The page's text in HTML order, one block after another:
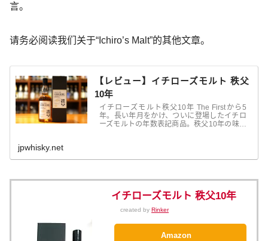
言。
请务必阅读我们关于“Ichiro’s Malt”的其他文章。
【レビュー】イチローズモルト 秩父
10年
イチローズモルト秩父10年 The Firstから5
年。長い年月をかけ、ついに登場したイチロ
ーズモルトの年数表記商品。秩父10年の味わ
jpwhisky.net
イチローズモルト 秩父10年
created by Rinker
Amazon